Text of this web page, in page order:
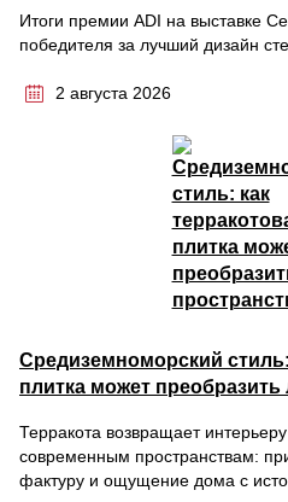
Итоги премии ADI на выставке
победителя за лучший дизайн
2 августа 2026
Средиземноморский
плитка может
Терракота возвращает
современным пространствам:
фактуру и ощущение дома с